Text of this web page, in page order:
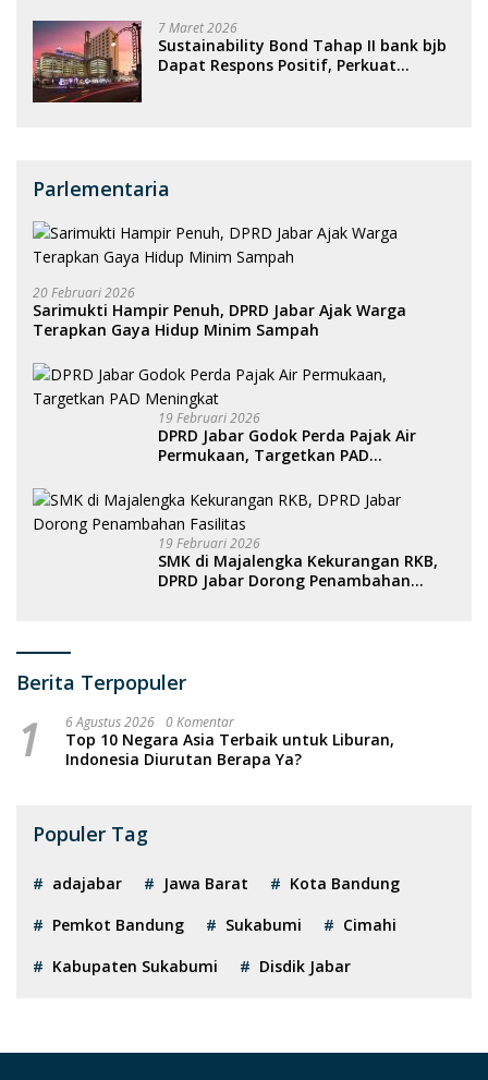
Menghidupkan Sport Tourism
Nasional
7 Maret 2026
Sustainability Bond Tahap II bank bjb
Dapat Respons Positif, Perkuat
Parlementaria
20 Februari 2026
Sarimukti Hampir Penuh, DPRD Jabar Ajak Warga
Terapkan Gaya Hidup Minim Sampah
19 Februari 2026
DPRD Jabar Godok Perda Pajak Air
Permukaan, Targetkan PAD
19 Februari 2026
SMK di Majalengka Kekurangan RKB,
DPRD Jabar Dorong Penambahan
Berita Terpopuler
1 6 Agustus 2026 0 Komentar
Top 10 Negara Asia Terbaik untuk Liburan,
Indonesia Diurutan Berapa Ya?
Populer Tag
adajabar Jawa Barat
Kota Bandung
Pemkot Bandung
Sukabumi
Cimahi
Kabupaten Sukabumi
Disdik Jabar